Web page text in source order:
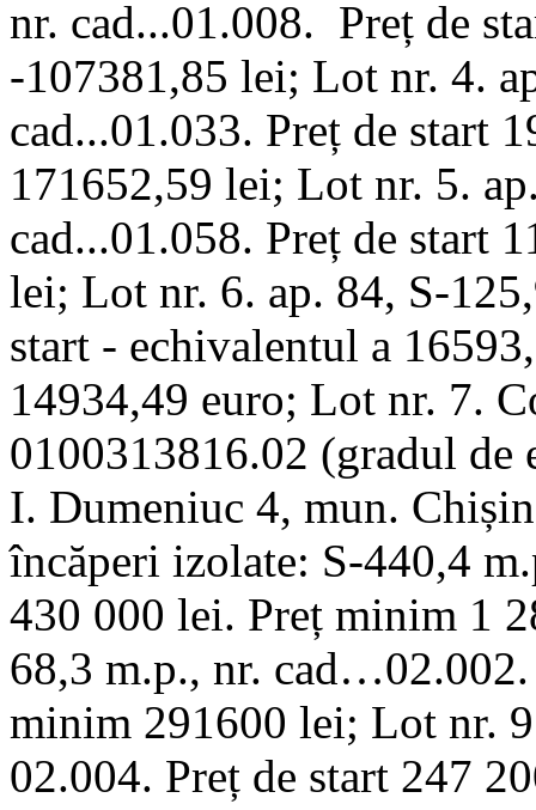
nr. cad...01.008. Preț de
-107381,85 lei; Lot nr. 4.
cad...01.033. Preț de start
171652,59 lei; Lot nr. 5.
cad...01.058. Preț de start
lei; Lot nr. 6. ap. 84, S-
start - echivalentul a
14934,49 euro; Lot nr. 7.
0100313816.02 (gradul de
I. Dumeniuc 4, mun.
încăperi izolate: S-440,4
430 000 lei. Preț minim 1
68,3 m.p., nr.
minim 291600 lei; Lot nr.
02.004. Preț de start 247